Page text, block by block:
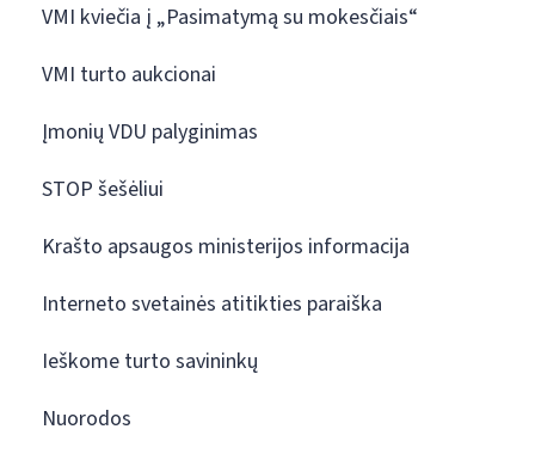
VMI kviečia į „Pasimatymą su mokesčiais“
VMI turto aukcionai
Įmonių VDU palyginimas
STOP šešėliui
Krašto apsaugos ministerijos informacija
Interneto svetainės atitikties paraiška
Ieškome turto savininkų
Nuorodos